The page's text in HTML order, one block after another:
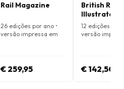
Rail Magazine
26 edições por ano •
versão impressa em
€ 259,95
British
Illustrated
Magazine
12 edições por
versão
€ 142,50